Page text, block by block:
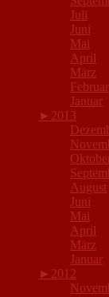
Juli
Juni
Mai
April
März
Februar
Januar
► 2013
August
Juni
Mai
April
März
Januar
► 2012